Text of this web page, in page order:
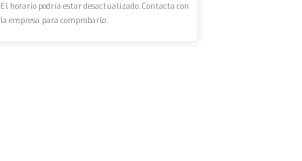
El horario podría estar desactualizado. Contacta con
la empresa para comprobarlo.